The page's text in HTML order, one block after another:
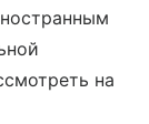
на